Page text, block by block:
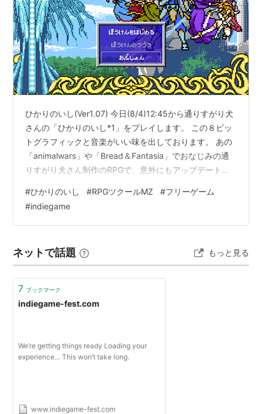
ひかりのいし(Ver1.07) 今日(8/4)12:45から通りすがり犬
さんの「ひかりのいし*1」をプレイします。 この８ビッ
トグラフィックと音楽がいい味を出しております。 あの
「animalwars」や「Bread＆Fantasia」でおなじみの通
りすがり犬さん制作のRPGで、意外にもアップデートが
ます。プレイツイートはBlueskyで行いますのでよろしく
お願いします。明日は「FAIRYZEA II」最終回(たぶん)を
プレイします。 (↓以下プレイレポ。) *1:英語タイトルは
#ひかりのいし #RPGツクールMZ #フリーゲーム
#indiegame
ネットで話題 もっと見る
7 ブックマーク
indiegame-fest.com
We’re getting things ready Loading your
experience… This won’t take long.
www.indiegame-fest.com